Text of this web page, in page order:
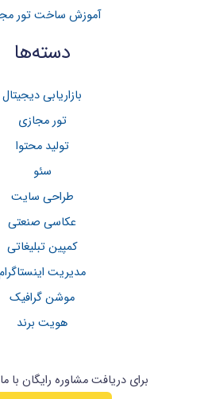
آموزش ساخت تور
دسته‌ها
بازاریابی دیجیتال
تور مجازی
تولید محتوا
سئو
طراحی سایت
عکاسی صنعتی
کمپین تبلیغاتی
مدیریت
موشن گرافیک
هویت برند
برای دریافت مشاوره رایگان با